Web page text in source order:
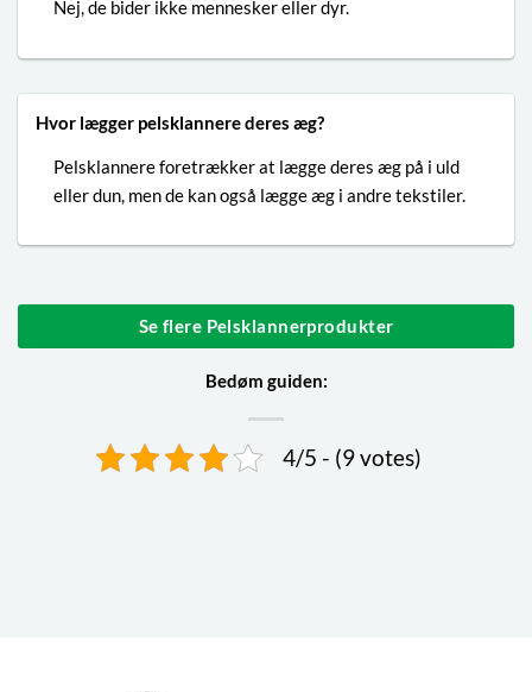
Nej, de bider ikke mennesker eller dyr.
Hvor lægger pelsklannere deres æg?
Pelsklannere foretrækker at lægge deres æg på i uld
eller dun, men de kan også lægge æg i andre tekstiler.
Se flere Pelsklannerprodukter
Bedøm guiden:
4/5 - (9 votes)